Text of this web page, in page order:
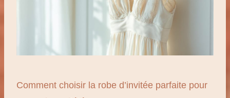
Comment choisir la robe d’invitée parfaite pour